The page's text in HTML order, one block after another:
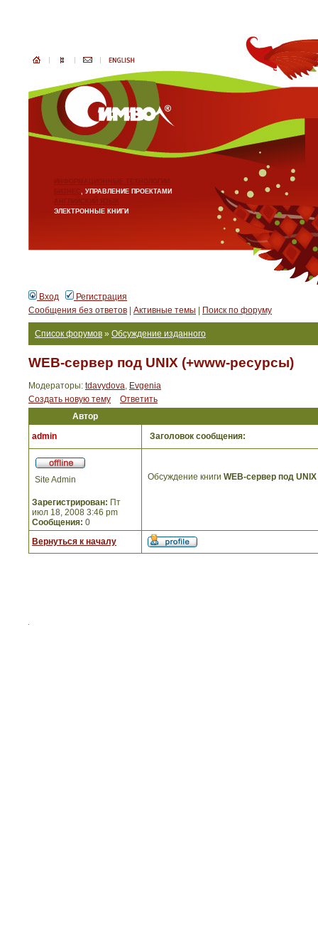
ИНФОРМАЦИОННЫЕ ТЕХНОЛОГИИ
БИЗНЕС, УПРАВЛЕНИЕ ПРОЕКТАМИ
АНГЛИЙСКИЙ ЯЗЫК
ЭЛЕКТРОННЫЕ КНИГИ
Вход
Регистрация
Сообщения без ответов
Активные темы Поиск по форуму
Список форумов » Обсуждение изданного
WEB-сервер под UNIX (+www-ресурсы)
Модераторы: tdavydova, Evgenia
Создать новую тему
Ответить
Автор
admin
Заголовок сообщения:
Site Admin
Зарегистрирован: Пт
июл 18, 2008 3:46 pm
Сообщения: 0
Обсуждение книги WEB-сервер под
Вернуться к началу